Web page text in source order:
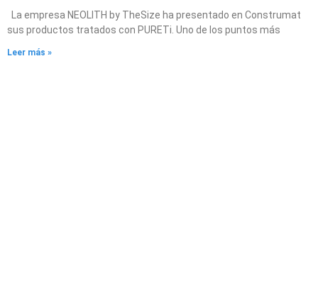
La empresa NEOLITH by TheSize ha presentado en Construmat
sus productos tratados con PURETi. Uno de los puntos más
Leer más »